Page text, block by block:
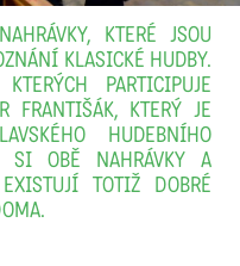
KTERÉ JSOU
KLASICKÉ HUDBY.
PARTICIPUJE
FRANTIŠÁK, KTERÝ JE
HUDEBNÍHO
SI OBĚ NAHRÁVKY A
TOTIŽ DOBRÉ